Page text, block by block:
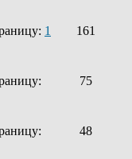
1
161
75
48